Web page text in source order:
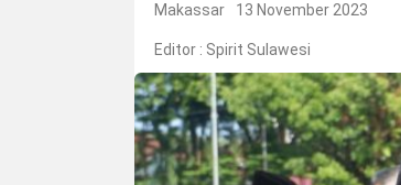
Makassar 13 November 2023
Editor : Spirit Sulawesi